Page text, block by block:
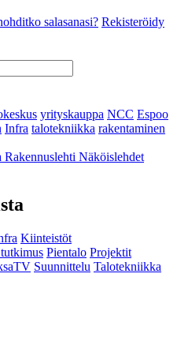
salasanasi? Rekisteröidy
yrityskauppa NCC Espoo
Infra talotekniikka rakentaminen
Rakennuslehti Näköislehdet
Kiinteistöt
Pientalo Projektit
Suunnittelu Talotekniikka